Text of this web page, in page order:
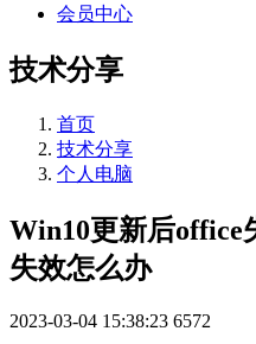
会员中心
技术分享
首页
技术分享
个人电脑
Win10更新后office
失效怎么办
2023-03-04 15:38:23 6572